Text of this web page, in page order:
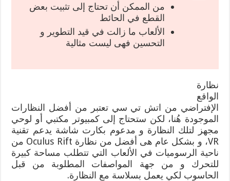
من الممكن أن تحتاج إلى تثبيت بعض
القطع في الحائط
الألعاب ما زالت في قيد التطوير و
التحسين فهى ليست مثالية
نظارة
الواقع
الإفتراضي من اتش تي سي تعتبر من أفضل النظارات
الموجودة هُنا، لكن ستحتاج إلى كمبيوتر مكتبي أو لوحي
مجهز لتلك النظارة و مدعوم بكارت شاشة يدعم تقنية
VR، و بشكل عام هى أفضل من نظارة Oculus Rift من
ناحية الرسوميات في الألعاب التي تتطلب مساحة كبيرة
للتحرك و من جهة المواصفات المطلوبة من قبل
الحاسوب لكي يعمل بسلاسة مع النظارة.